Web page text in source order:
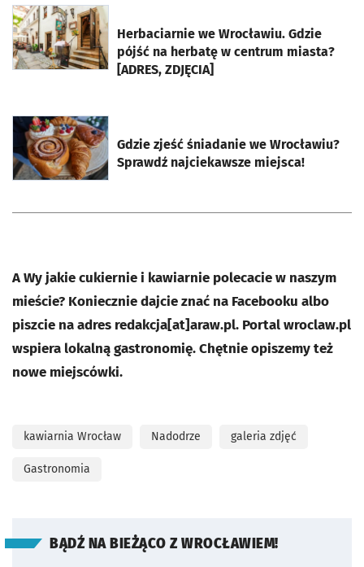
Herbaciarnie we Wrocławiu. Gdzie
pójść na herbatę w centrum miasta?
[ADRES, ZDJĘCIA]
otworzy się w nowej karcie
Gdzie zjeść śniadanie we Wrocławiu?
Sprawdź najciekawsze miejsca!
otworzy się w nowej karcie
A Wy jakie cukiernie i kawiarnie polecacie w naszym
mieście? Koniecznie dajcie znać na Facebooku albo
piszcie na adres redakcja[at]araw.pl. Portal wroclaw.pl
wspiera lokalną gastronomię. Chętnie opiszemy też
nowe miejscówki.
kawiarnia Wrocław Nadodrze galeria zdjęć
Gastronomia
BĄDŹ NA BIEŻĄCO Z WROCŁAWIEM!